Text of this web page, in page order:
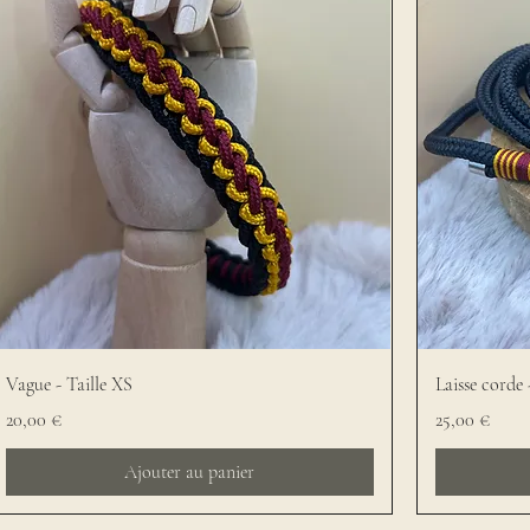
Vague - Taille XS
Prix
20,00 €
Ajouter au panier
Laisse
Prix
25,00 €